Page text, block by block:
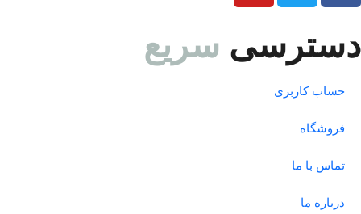
دسترسی سریع
حساب کاربری
فروشگاه
تماس با ما
درباره ما